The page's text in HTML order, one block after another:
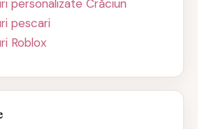
personalizate Crăciun
pescari
Roblox